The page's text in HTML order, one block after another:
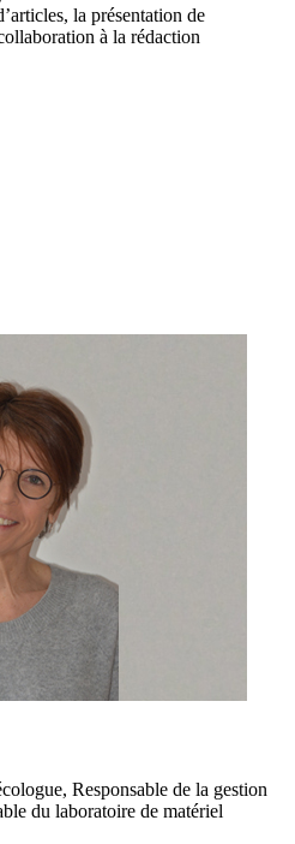
la présentation de
à la rédaction
Responsable de la gestion
du laboratoire de matériel